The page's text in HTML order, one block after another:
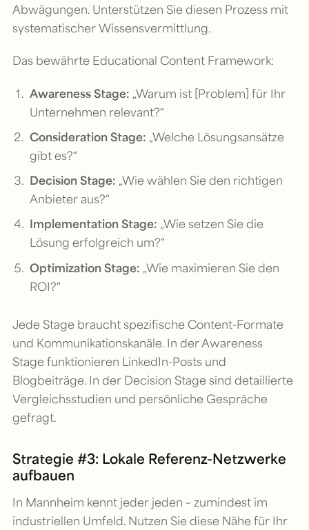
Abwägungen. Unterstützen Sie diesen Prozess mit
systematischer Wissensvermittlung.
Das bewährte Educational Content Framework:
Awareness Stage: „Warum ist [Problem] für Ihr
Unternehmen relevant?“
Consideration Stage: „Welche Lösungsansätze
gibt es?“
Decision Stage: „Wie wählen Sie den richtigen
Anbieter aus?“
Implementation Stage: „Wie setzen Sie die
Lösung erfolgreich um?“
Optimization Stage: „Wie maximieren Sie den
ROI?“
Jede Stage braucht spezifische Content-Formate
und Kommunikationskanäle. In der Awareness
Stage funktionieren LinkedIn-Posts und
Blogbeiträge. In der Decision Stage sind detaillierte
Vergleichsstudien und persönliche Gespräche
gefragt.
Strategie #3: Lokale Referenz-Netzwerke
aufbauen
In Mannheim kennt jeder jeden – zumindest im
industriellen Umfeld. Nutzen Sie diese Nähe für Ihr